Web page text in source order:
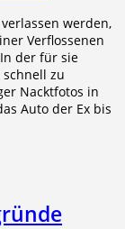
werden,
Verflossenen
der für sie
zu
Nacktfotos in
Auto der Ex bis